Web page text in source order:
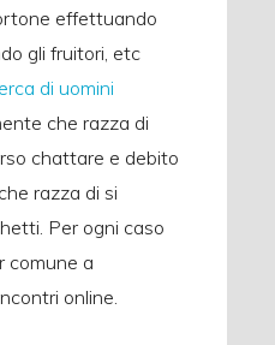
effettuando
gli fruitori, etc
di uomini
che razza di
chattare e debito
razza di si
Per ogni caso
comune a
online.